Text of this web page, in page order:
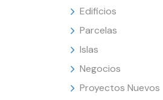
Edificios
Parcelas
Islas
Negocios
Proyectos Nuevos